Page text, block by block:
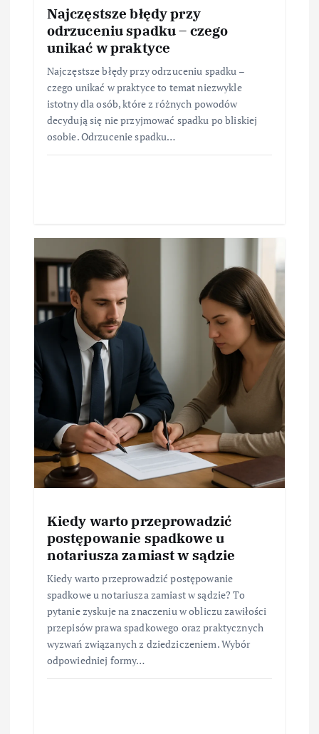
Najczęstsze błędy przy
odrzuceniu spadku – czego
unikać w praktyce
Najczęstsze błędy przy odrzuceniu spadku –
czego unikać w praktyce to temat niezwykle
istotny dla osób, które z różnych powodów
decydują się nie przyjmować spadku po bliskiej
osobie. Odrzucenie spadku…
Kiedy warto przeprowadzić
postępowanie spadkowe u
notariusza zamiast w sądzie
Kiedy warto przeprowadzić postępowanie
spadkowe u notariusza zamiast w sądzie? To
pytanie zyskuje na znaczeniu w obliczu zawiłości
przepisów prawa spadkowego oraz praktycznych
wyzwań związanych z dziedziczeniem. Wybór
odpowiedniej formy…